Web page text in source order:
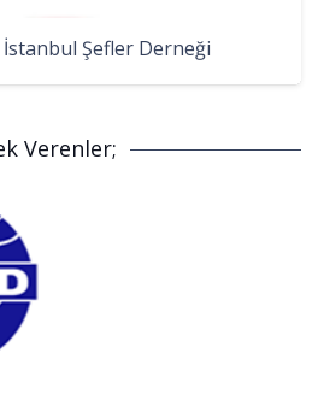
Şefler Derneği
Verenler;